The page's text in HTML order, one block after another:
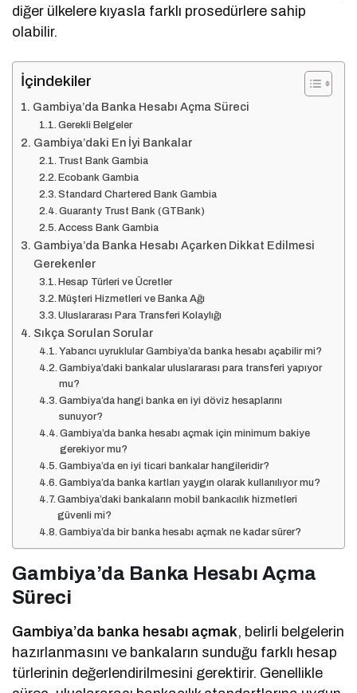
diğer ülkelere kıyasla farklı prosedürlere sahip
olabilir.
İçindekiler
Gambiya’da Banka Hesabı Açma Süreci
Gerekli Belgeler
Gambiya’daki En İyi Bankalar
Trust Bank Gambia
Ecobank Gambia
Standard Chartered Bank Gambia
Guaranty Trust Bank (GTBank)
Access Bank Gambia
Gambiya’da Banka Hesabı Açarken Dikkat Edilmesi
Gerekenler
Hesap Türleri ve Ücretler
Müşteri Hizmetleri ve Banka Ağı
Uluslararası Para Transferi Kolaylığı
Sıkça Sorulan Sorular
Yabancı uyruklular Gambiya’da banka hesabı açabilir mi?
Gambiya’daki bankalar uluslararası para transferi yapıyor
mu?
Gambiya’da hangi banka en iyi döviz hesaplarını
sunuyor?
Gambiya’da banka hesabı açmak için minimum bakiye
gerekiyor mu?
Gambiya’da en iyi ticari bankalar hangileridir?
Gambiya’da banka kartları yaygın olarak kullanılıyor mu?
Gambiya’daki bankaların mobil bankacılık hizmetleri
güvenli mi?
Gambiya’da bir banka hesabı açmak ne kadar sürer?
Gambiya’da Banka Hesabı Açma
Süreci
Gambiya’da banka hesabı açmak, belirli belgelerin
hazırlanmasını ve bankaların sunduğu farklı hesap
türlerinin değerlendirilmesini gerektirir. Genellikle